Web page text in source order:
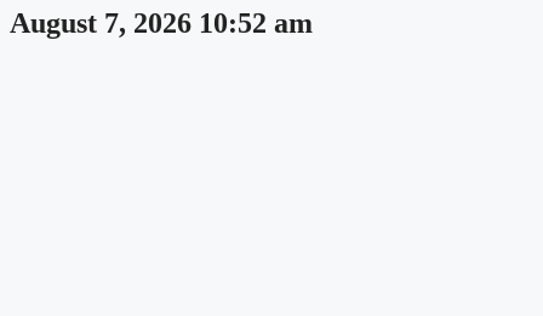
August 7, 2026 10:52 am